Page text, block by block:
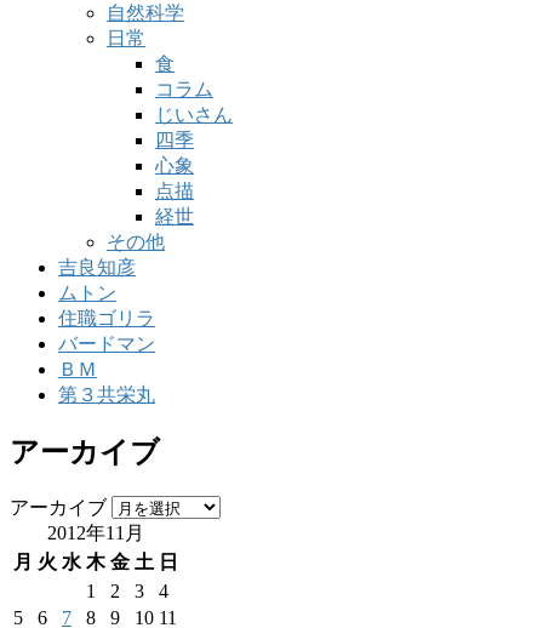
自然科学
日常
食
コラム
じいさん
四季
心象
点描
経世
その他
吉良知彦
ムトン
住職ゴリラ
バードマン
ＢＭ
第３共栄丸
アーカイブ
アーカイブ
2012年11月
月 火 水 木 金 土 日
1
2 3
4
5
6 7 8 9 10 11